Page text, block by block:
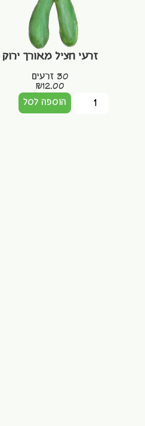
זרעי חציל מאורך ירוק
30 זרעים
₪12.00
הוספה לסל